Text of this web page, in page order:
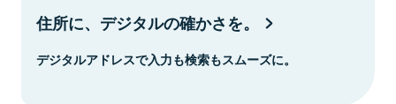
住所に、デジタルの確かさを。
デジタルアドレスで入力も検索もスムーズに。